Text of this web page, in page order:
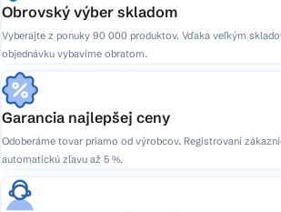
Obrovský výber skladom
Vyberajte z ponuky 90 000 produktov. Vďaka veľkým
objednávku vybavíme obratom.
Garancia najlepšej ceny
Odoberáme tovar priamo od výrobcov. Registrovaní
automatickú zľavu až 5 %.